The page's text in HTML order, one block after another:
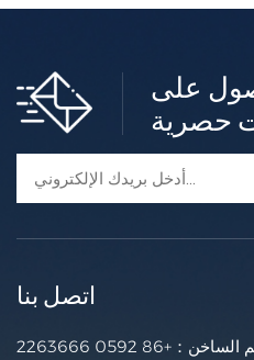
على
اتصل بنا
الساخن： +86 0592 2263666